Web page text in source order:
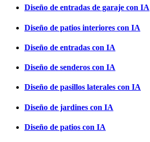
Diseño de entradas de garaje con IA
Diseño de patios interiores con IA
Diseño de entradas con IA
Diseño de senderos con IA
Diseño de pasillos laterales con IA
Diseño de jardines con IA
Diseño de patios con IA